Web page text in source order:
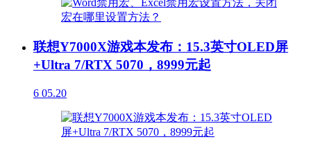
联想Y7000X游戏本发布：15.3英寸OLED屏
+Ultra 7/RTX 5070，8999元起
6 05.20